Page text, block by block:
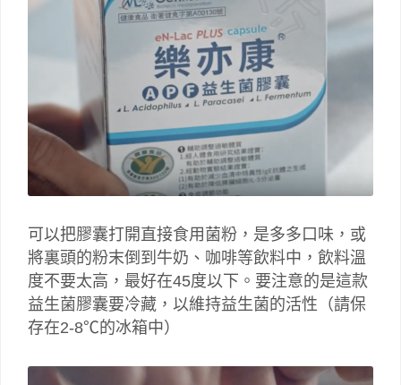
可以把膠囊打開直接食用菌粉，是多多口味，或
將裏頭的粉末倒到牛奶、咖啡等飲料中，飲料溫
度不要太高，最好在45度以下。要注意的是這款
益生菌膠囊要冷藏，以維持益生菌的活性（請保
存在2-8℃的冰箱中）